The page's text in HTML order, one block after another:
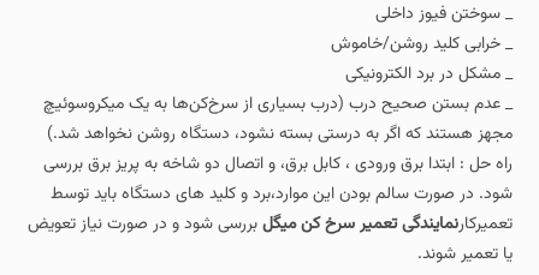
_ سوختن فیوز داخلی
_ خرابی کلید روشن/خاموش
_ مشکل در برد الکترونیکی
_ عدم بستن صحیح درب (درب بسیاری از سرخ‌کن‌ها به یک میکروسوئیچ
مجهز هستند که اگر به درستی بسته نشود، دستگاه روشن نخواهد شد.)
راه حل : ابتدا برق ورودی ، کابل برق، و اتصال دو شاخه به پریز برق بررسی
شود. در صورت سالم بودن این موارد،برد و کلید های دستگاه باید توسط
تعمیرکارنمایندگی تعمیر سرخ کن میگلبررسی شود و در صورت نیاز تعویض
یا تعمیر شوند.